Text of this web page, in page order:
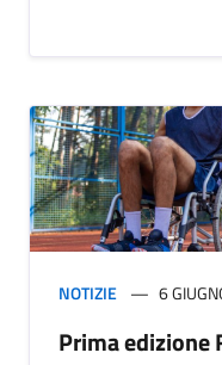
NOTIZIE 6
Prima edizione